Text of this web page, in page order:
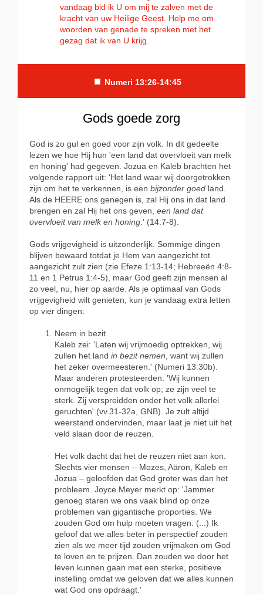
vandaag bid ik U om mij te zalven met de
kracht van uw Heilige Geest. Help me om
woorden van genade te spreken met het
gezag dat ik van U krijg.
■ Numeri 13:26-14:45
Gods goede zorg
God is zo gul en goed voor zijn volk. In dit gedeelte
lezen we hoe Hij hun 'een land dat overvloeit van melk
en honing' had gegeven. Jozua en Kaleb brachten het
volgende rapport uit: ‘Het land waar wij doorgetrokken
zijn om het te verkennen, is een bijzonder goed land.
Als de HEERE ons genegen is, zal Hij ons in dat land
brengen en zal Hij het ons geven, een land dat
overvloeit van melk en honing .' (14:7-8).
Gods vrijgevigheid is uitzonderlijk. Sommige dingen
blijven bewaard totdat je Hem van aangezicht tot
aangezicht zult zien (zie Efeze 1:13-14; Hebreeën 4:8-
11 en 1 Petrus 1:4-5), maar God geeft zijn mensen al
zo veel, nu, hier op aarde. Als je optimaal van Gods
vrijgevigheid wilt genieten, kun je vandaag extra letten
op vier dingen:
Neem in bezit
Kaleb zei: 'Laten wij vrijmoedig optrekken, wij
zullen het land in bezit nemen , want wij zullen
het zeker overmeesteren.' (Numeri 13:30b).
Maar anderen protesteerden: 'Wij kunnen
onmogelijk tegen dat volk op; ze zijn veel te
sterk. Zij verspreidden onder het volk allerlei
geruchten' (vv.31-32a, GNB). Je zult altijd
weerstand ondervinden, maar laat je niet uit het
veld slaan door de reuzen.
Het volk dacht dat het de reuzen niet aan kon.
Slechts vier mensen – Mozes, Aäron, Kaleb en
Jozua – geloofden dat God groter was dan het
probleem. Joyce Meyer merkt op: 'Jammer
genoeg staren we ons vaak blind op onze
problemen van gigantische proporties. We
zouden God om hulp moeten vragen. (...) Ik
geloof dat we alles beter in perspectief zouden
zien als we meer tijd zouden vrijmaken om God
te loven en te prijzen. Dan zouden we door het
leven kunnen gaan met een sterke, positieve
instelling omdat we geloven dat we alles kunnen
wat God ons opdraagt.'